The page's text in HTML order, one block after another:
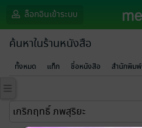
ล็อกอินเข้าระบบ
ค้นหาในร้านหนังสือ
ทั้งหมด แท็ก ชื่อหนังสือ สำนักพิมพ์